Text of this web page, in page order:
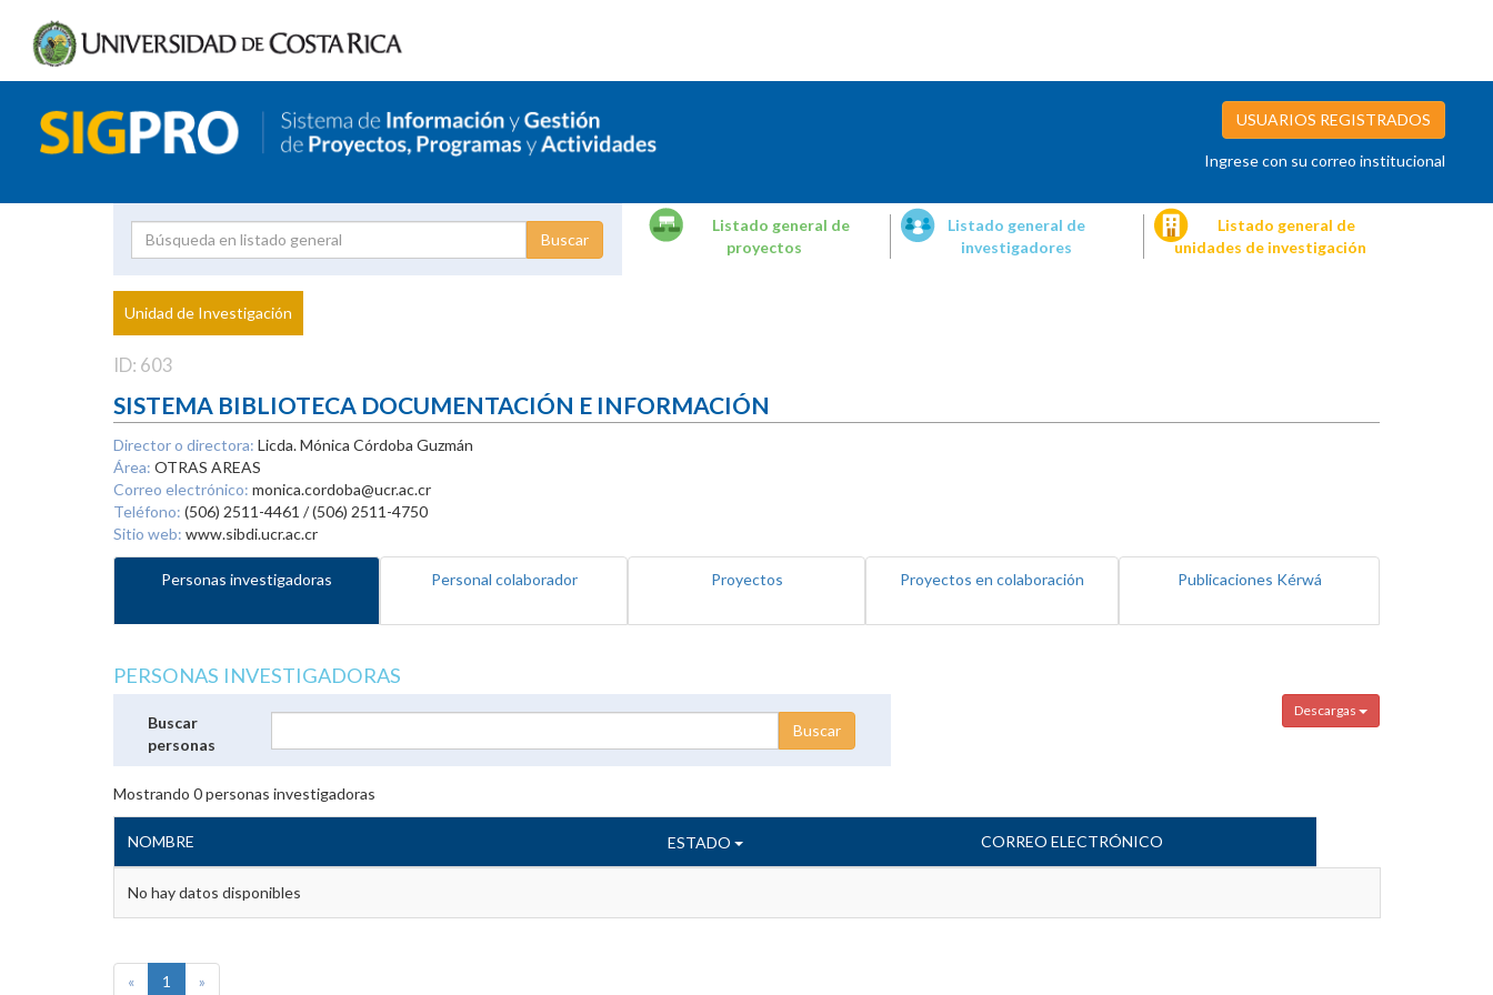
USUARIOS REGISTRADOS
Ingrese con su correo institucional
Proyecto
Investigador
Listado general de
proyectos
Listado general de
investigadores
Listado general de
unidades de investigación
Unidad de Investigación
ID: 603
SISTEMA BIBLIOTECA DOCUMENTACIÓN E INFORMACIÓN
Director o directora: Licda. Mónica Córdoba Guzmán
Área: OTRAS AREAS
Correo electrónico: monica.cordoba@ucr.ac.cr
Teléfono: (506) 2511-4461 / (506) 2511-4750
Sitio web: www.sibdi.ucr.ac.cr
Personas investigadoras Personal colaborador Proyectos Proyectos en colaboración Publicaciones Kérwá
PERSONAS INVESTIGADORAS
Descargas
Buscar
personas
Mostrando 0personas investigadoras
NOMBRE ESTADO CORREO ELECTRÓNICO
No hay datos disponibles
« 1 »